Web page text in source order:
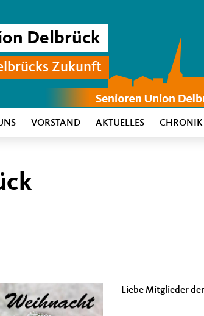
Delbrück
Zukunft
VORSTAND AKTUELLES CHRONIK
Liebe Mitglieder